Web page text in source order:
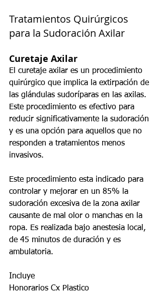
Tratamientos Quirúrgicos
para la Sudoración Axilar
Curetaje Axilar
El curetaje axilar es un procedimiento
quirúrgico que implica la extirpación de
las glándulas sudoríparas en las axilas.
Este procedimiento es efectivo para
reducir significativamente la sudoración
y es una opción para aquellos que no
responden a tratamientos menos
invasivos.
Este procedimiento esta indicado para
controlar y mejorar en un 85% la
sudoración excesiva de la zona axilar
causante de mal olor o manchas en la
ropa. Es realizada bajo anestesia local,
de 45 minutos de duración y es
ambulatoria.
Incluye
Honorarios Cx Plastico